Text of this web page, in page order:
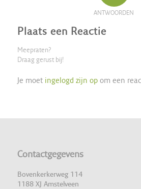
ANTWOORDEN
Plaats een Reactie
Meepraten?
Draag gerust bij!
Je moet ingelogd zijn opom een
Contactgegevens
Bovenkerkerweg 114
1188 XJ Amstelveen